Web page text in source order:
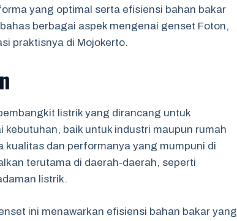
yang optimal serta efisiensi bahan bakar
berbagai aspek mengenai genset Foton,
praktisnya di Mojokerto.
listrik yang dirancang untuk
baik untuk industri maupun rumah
kualitas dan performanya yang mumpuni di
terutama di daerah-daerah, seperti
listrik.
ini menawarkan efisiensi bahan bakar yang